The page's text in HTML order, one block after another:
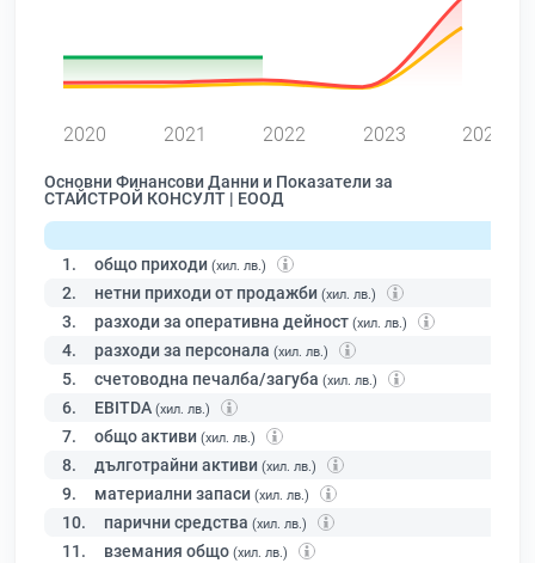
2020 2021 2022 2023 2024
Основни Финансови Данни и Показатели за
СТАЙСТРОЙ КОНСУЛТ | ЕООД
1. общо приходи (хил. лв.)
2. нетни приходи от продажби (хил. лв.)
3. разходи за оперативна дейност (хил. лв.)
4. разходи за персонала (хил. лв.)
5. счетоводна печалба/загуба (хил. лв.)
6. EBITDA (хил. лв.)
7. общо активи (хил. лв.)
8. дълготрайни активи (хил. лв.)
9. материални запаси (хил. лв.)
10. парични средства (хил. лв.)
11. вземания общо (хил. лв.)